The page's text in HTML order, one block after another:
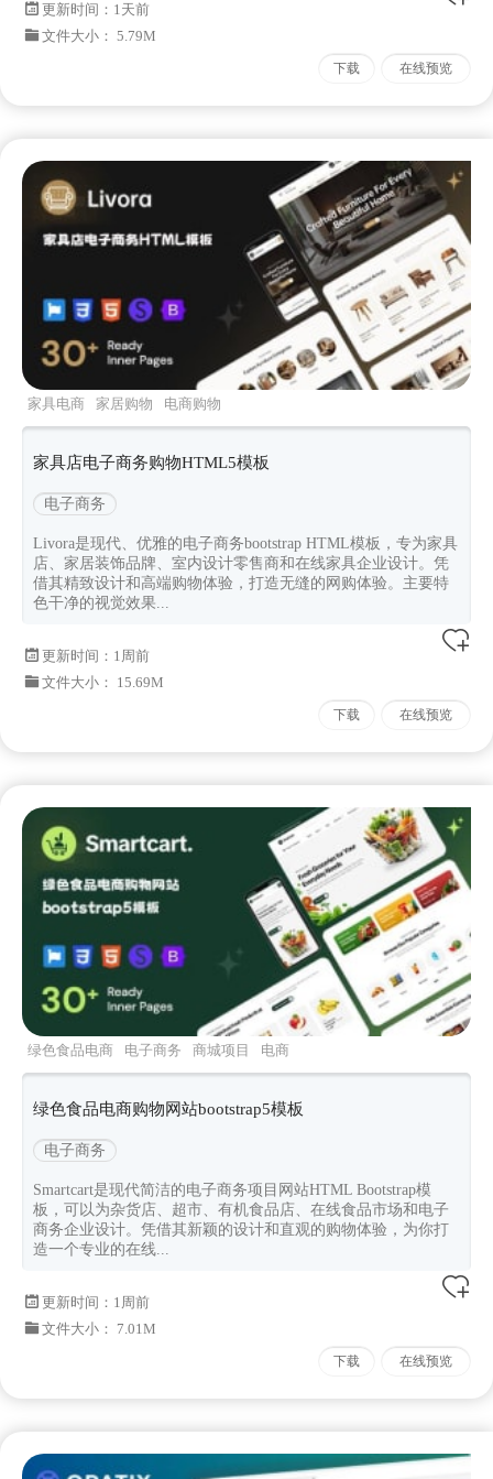
更新时间： 1天前
文件大小： 5.79M
下载 在线预览
家具电商 家居购物
电商购物
livora
Bootstrapv533
家具店电子商务购物HTML5模板
电子商务
Livora是现代、优雅的电子商务bootstrap HTML模板，专为家具
店、家居装饰品牌、室内设计零售商和在线家具企业设计。凭
借其精致设计和高端购物体验，打造无缝的网购体验。主要特
色干净的视觉效果...
更新时间： 1周前
文件大小： 15.69M
下载 在线预览
绿色食品电商 电子商务 商城项目
电商
smartcart
绿色食品电商购物网站bootstrap5模板
电子商务
Smartcart是现代简洁的电子商务项目网站HTML Bootstrap模
板，可以为杂货店、超市、有机食品店、在线食品市场和电子
商务企业设计。凭借其新颖的设计和直观的购物体验，为你打
造一个专业的在线...
更新时间： 1周前
文件大小： 7.01M
下载 在线预览